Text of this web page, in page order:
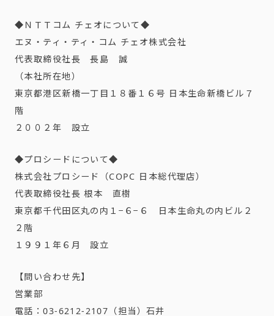
◆ＮＴＴコム チェオについて◆
エヌ・ティ・ティ・コム チェオ株式会社
代表取締役社長 長島 誠
（本社所在地）
東京都港区新橋一丁目１８番１６号 日本生命新橋ビル７
階
２００２年 設立
◆プロシードについて◆
株式会社プロシード（COPC 日本総代理店）
代表取締役社長 根本 直樹
東京都千代田区丸の内１−６−６ 日本生命丸の内ビル２
２階
１９９１年６月 設立
【問い合わせ先】
営業部
電話：03-6212-2107（担当）石井